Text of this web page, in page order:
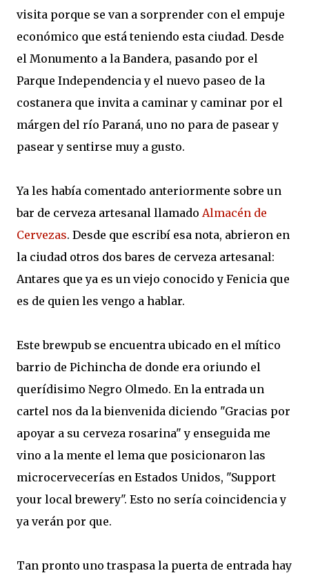
visita porque se van a sorprender con el empuje
económico que está teniendo esta ciudad. Desde
el Monumento a la Bandera, pasando por el
Parque Independencia y el nuevo paseo de la
costanera que invita a caminar y caminar por el
márgen del río Paraná, uno no para de pasear y
pasear y sentirse muy a gusto.
Ya les había comentado anteriormente sobre un
bar de cerveza artesanal llamado Almacén de
Cervezas. Desde que escribí esa nota, abrieron en
la ciudad otros dos bares de cerveza artesanal:
Antares que ya es un viejo conocido y Fenicia que
es de quien les vengo a hablar.
Este brewpub se encuentra ubicado en el mítico
barrio de Pichincha de donde era oriundo el
querídisimo Negro Olmedo. En la entrada un
cartel nos da la bienvenida diciendo "Gracias por
apoyar a su cerveza rosarina" y enseguida me
vino a la mente el lema que posicionaron las
microcervecerías en Estados Unidos, "Support
your local brewery". Esto no sería coincidencia y
ya verán por que.
Tan pronto uno traspasa la puerta de entrada hay